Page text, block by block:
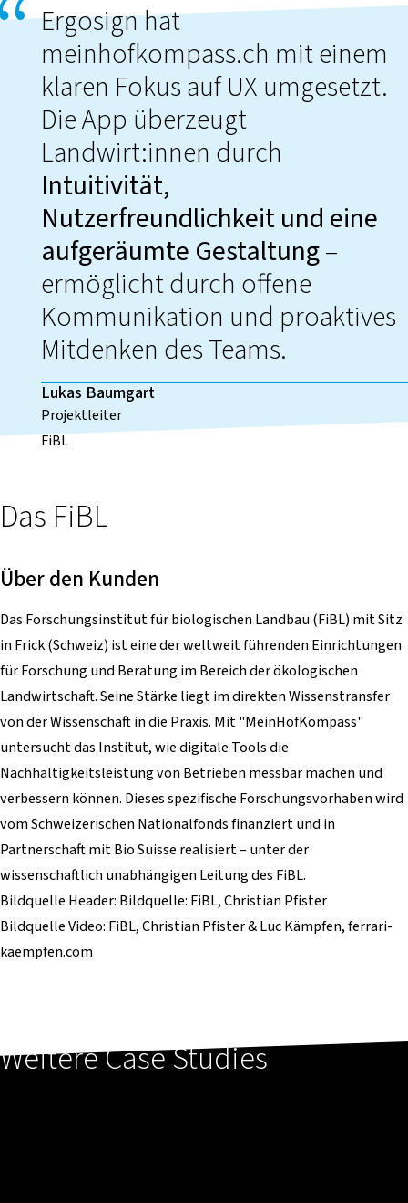
Ergosign hat
meinhofkompass.ch mit einem
klaren Fokus auf UX umgesetzt.
Die App überzeugt
Landwirt:innen durch
Intuitivität,
Nutzerfreundlichkeit und eine
aufgeräumte Gestaltung–
ermöglicht durch offene
Kommunikation und proaktives
Mitdenken des Teams.
Lukas Baumgart
Projektleiter
FiBL
Das FiBL
Über den Kunden
Das Forschungsinstitut für biologischen Landbau (FiBL) mit Sitz
in Frick (Schweiz) ist eine der weltweit führenden Einrichtungen
für Forschung und Beratung im Bereich der ökologischen
Landwirtschaft. Seine Stärke liegt im direkten Wissenstransfer
von der Wissenschaft in die Praxis. Mit "MeinHofKompass"
untersucht das Institut, wie digitale Tools die
Nachhaltigkeitsleistung von Betrieben messbar machen und
verbessern können. Dieses spezifische Forschungsvorhaben wird
vom Schweizerischen Nationalfonds finanziert und in
Partnerschaft mit Bio Suisse realisiert – unter der
wissenschaftlich unabhängigen Leitung des FiBL.
Bildquelle Header: Bildquelle: FiBL, Christian Pfister
Bildquelle Video: FiBL, Christian Pfister & Luc Kämpfen, ferrari-
kaempfen.com
Weitere Case Studies